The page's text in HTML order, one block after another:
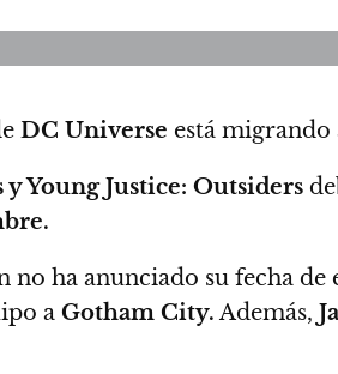
DC Universe está migrando
y Young Justice: Outsiders
no ha anunciado su fecha
a Gotham City. Además,